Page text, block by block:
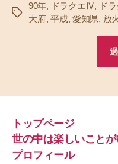
タ
90年, ドラクエⅣ, ド
大府, 平成, 愛知県, 放
トップページ
世の中は楽しいこと
プロフィール